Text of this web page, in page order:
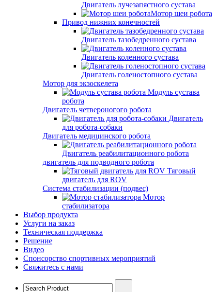
Двигатель лучезапястного сустава
Мотор шеи робота
Привод нижних конечностей
Двигатель тазобедренного сустава
Двигатель коленного сустава
Двигатель голеностопного сустава
Мотор для экзоскелета
Модуль сустава
робота
Двигатель четвероногого робота
Двигатель
для робота-собаки
Двигатель медицинского робота
Двигатель реабилитационного робота
двигатель для подводного робота
Тяговый
двигатель для ROV
Система стабилизации (подвес)
Мотор
стабилизатора
Выбор продукта
Услуги на заказ
Техническая поддержка
Решение
Видео
Спонсорство спортивных мероприятий
Свяжитесь с нами